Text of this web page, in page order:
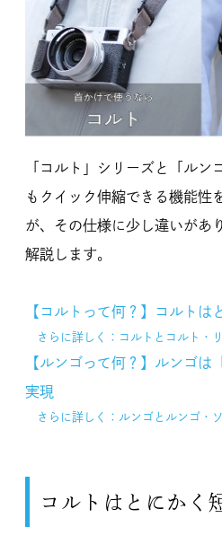
「コルト」シリーズと「ルン
もクイック伸縮できる機能性
が、その仕様に少し違いがあ
解説します。
【コルトって何？】コルトは
さらに詳しく：コルトとコルト・
【ルンゴって何？】ルンゴは
実現
さらに詳しく：ルンゴとルンゴ・
コルトはとにかく